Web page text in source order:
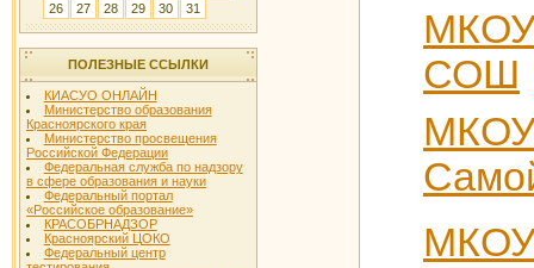
26
27 28 29 30 31
ПОЛЕЗНЫЕ ССЫЛКИ
КИАСУО ОНЛАЙН
Министерство образования
Красноярского края
Министерство просвещения
Российской Федерации
Федеральная служба по надзору
в сфере образования и науки
Федеральный портал
«Российское образование»
КРАСОБРНАДЗОР
Красноярский ЦОКО
Федеральный центр
СОШ